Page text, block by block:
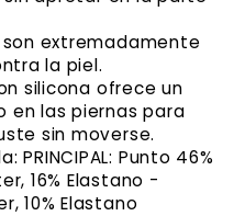
extremadamente
la piel.
silicona ofrece un
en las piernas para
sin moverse.
Punto 46%
16% Elastano -
10% Elastano